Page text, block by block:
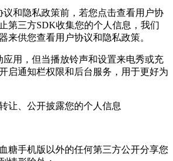
议和隐私政策前，若您点击查看用户协
第三方SDK收集您的个人信息，我们
来供您查看用户协议和隐私政策。
应用，但当播放铃声和设置来电秀或充
启通知栏权限和后台服务，用于更好为
让、公开披露您的个人信息
糖手机版以外的任何第三方公开分享您